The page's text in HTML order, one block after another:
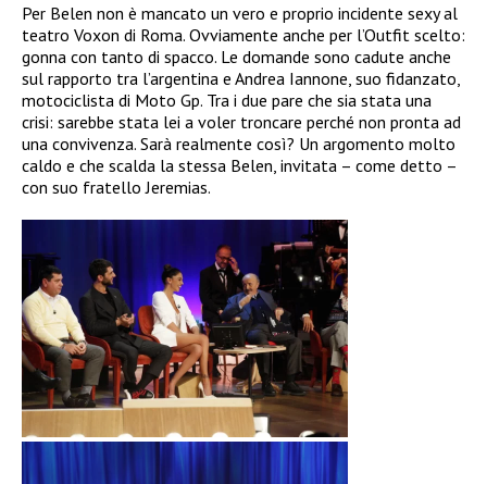
Per Belen non è mancato un vero e proprio incidente sexy al
teatro Voxon di Roma. Ovviamente anche per l’Outfit scelto:
gonna con tanto di spacco. Le domande sono cadute anche
sul rapporto tra l’argentina e Andrea Iannone, suo fidanzato,
motociclista di Moto Gp. Tra i due pare che sia stata una
crisi: sarebbe stata lei a voler troncare perché non pronta ad
una convivenza. Sarà realmente così? Un argomento molto
caldo e che scalda la stessa Belen, invitata – come detto –
con suo fratello Jeremias.